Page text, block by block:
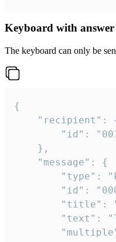
Keyboard with
The keyboard can only be
{